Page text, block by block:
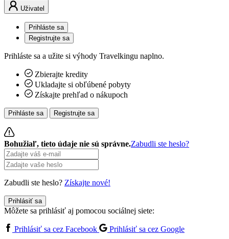
Uživatel
Prihláste sa
Registrujte sa
Prihláste sa a užite si výhody Travelkingu naplno.
Zbierajte kredity
Ukladajte si obľúbené pobyty
Získajte prehľad o nákupoch
Prihláste sa Registrujte sa
Bohužiaľ, tieto údaje nie sú správne.Zabudli ste heslo?
Zabudli ste heslo? Získajte nové!
Prihlásiť sa
Môžete sa prihlásiť aj pomocou sociálnej siete:
Prihlásiť sa cez Facebook
Prihlásiť sa cez Google